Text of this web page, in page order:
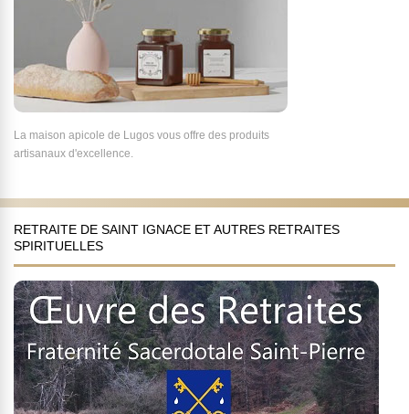
La maison apicole de Lugos vous offre des produits
artisanaux d'excellence.
RETRAITE DE SAINT IGNACE ET AUTRES RETRAITES
SPIRITUELLES